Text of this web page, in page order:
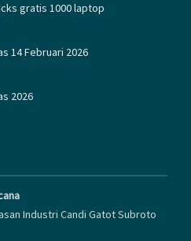
Industri Candi Gatot Subroto